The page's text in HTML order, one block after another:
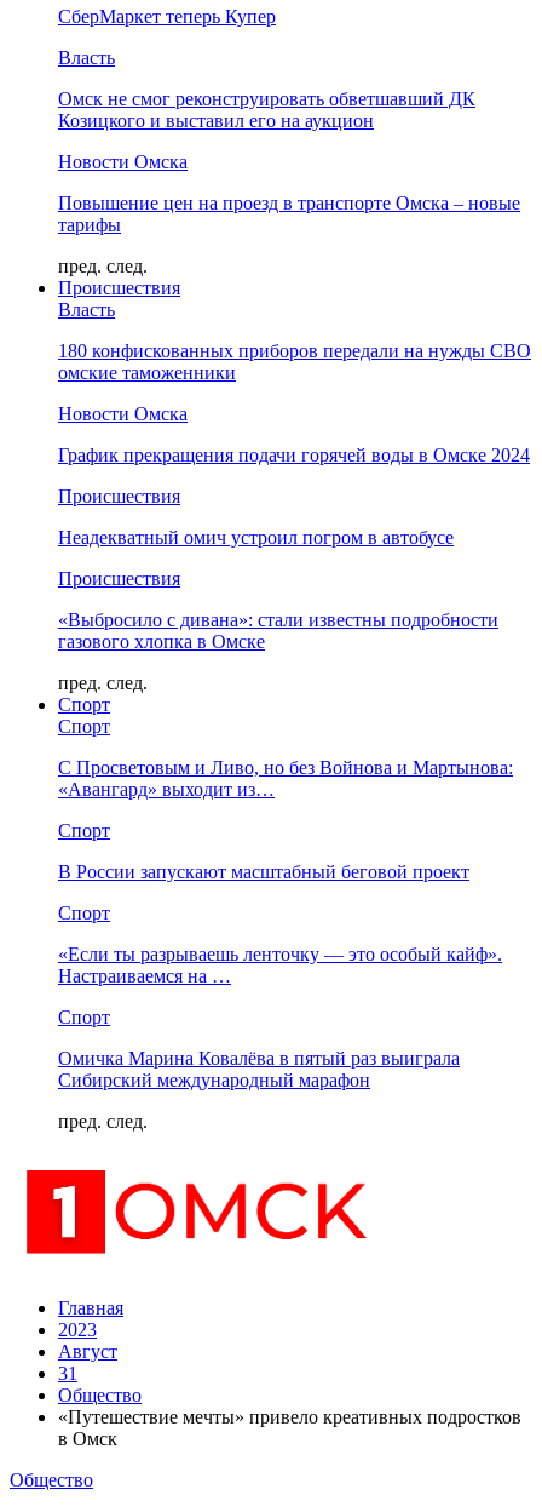
СберМаркет теперь Купер
Власть
Омск не смог реконструировать обветшавший ДК
Козицкого и выставил его на аукцион
Новости Омска
Повышение цен на проезд в транспорте Омска – новые
тарифы
пред. след.
Происшествия
Власть
180 конфискованных приборов передали на нужды СВО
омские таможенники
Новости Омска
График прекращения подачи горячей воды в Омске 2024
Происшествия
Неадекватный омич устроил погром в автобусе
Происшествия
«Выбросило с дивана»: стали известны подробности
газового хлопка в Омске
пред. след.
Спорт
Спорт
С Просветовым и Ливо, но без Войнова и Мартынова:
«Авангард» выходит из…
Спорт
В России запускают масштабный беговой проект
Спорт
«Если ты разрываешь ленточку — это особый кайф».
Настраиваемся на …
Спорт
Омичка Марина Ковалёва в пятый раз выиграла
Сибирский международный марафон
пред. след.
Главная
2023
Август
31
Общество
«Путешествие мечты» привело креативных подростков
в Омск
Общество